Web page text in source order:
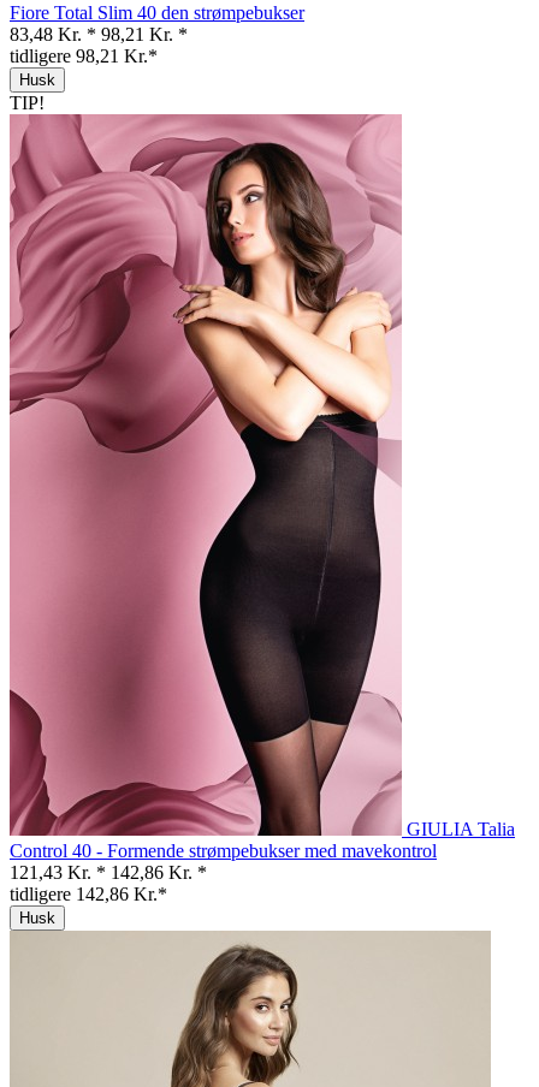
Fiore Total Slim 40 den strømpebukser
83,48 Kr. * 98,21 Kr. *
tidligere 98,21 Kr.*
Husk
TIP!
GIULIA Talia
Control 40 - Formende strømpebukser med mavekontrol
121,43 Kr. * 142,86 Kr. *
tidligere 142,86 Kr.*
Husk